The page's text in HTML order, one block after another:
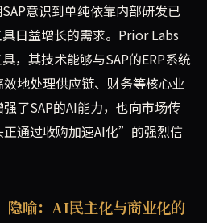
意识到单纯依靠内部研发已
日益增长的需求。Prior Labs
，其技术能够与SAP的ERP系统
地处理供应链、财务等核心业
了SAP的AI能力，也向市场传
通过收购加速AI化”的强烈信
喻：AI民主化与商业化的